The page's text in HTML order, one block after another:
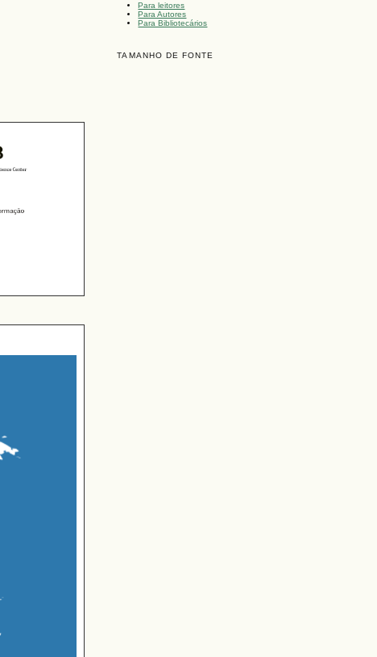
Para leitores
Para Autores
Para Bibliotecários
TAMANHO DE FONTE